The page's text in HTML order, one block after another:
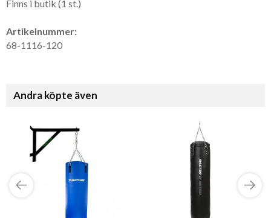
Finns i butik (1 st.)
Artikelnummer:
68-1116-120
Andra köpte även